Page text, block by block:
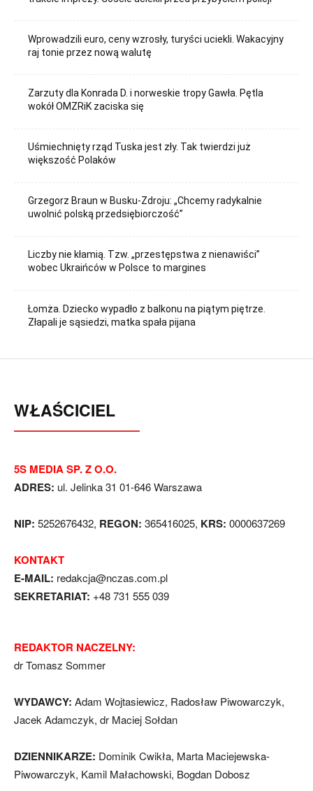
Wprowadzili euro, ceny wzrosły, turyści uciekli. Wakacyjny
raj tonie przez nową walutę
Zarzuty dla Konrada D. i norweskie tropy Gawła. Pętla
wokół OMZRiK zaciska się
Uśmiechnięty rząd Tuska jest zły. Tak twierdzi już
większość Polaków
Grzegorz Braun w Busku-Zdroju: „Chcemy radykalnie
uwolnić polską przedsiębiorczość”
Liczby nie kłamią. Tzw. „przestępstwa z nienawiści”
wobec Ukraińców w Polsce to margines
Łomża. Dziecko wypadło z balkonu na piątym piętrze.
Złapali je sąsiedzi, matka spała pijana
WŁAŚCICIEL
5S MEDIA SP. Z O.O.
ADRES: ul. Jelinka 31 01-646 Warszawa
NIP: 5252676432, REGON: 365416025, KRS: 0000637269
KONTAKT
E-MAIL: redakcja@nczas.com.pl
SEKRETARIAT: +48 731 555 039
REDAKTOR NACZELNY:
dr Tomasz Sommer
WYDAWCY: Adam Wojtasiewicz, Radosław Piwowarczyk,
Jacek Adamczyk, dr Maciej Sołdan
DZIENNIKARZE: Dominik Cwikła, Marta Maciejewska-
Piwowarczyk, Kamil Małachowski, Bogdan Dobosz